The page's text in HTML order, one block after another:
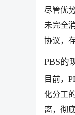
尽管优
未完全
协议，
PBS的
目前，
化分工
离，彻